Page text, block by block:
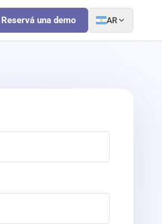
Reservá una demo AR